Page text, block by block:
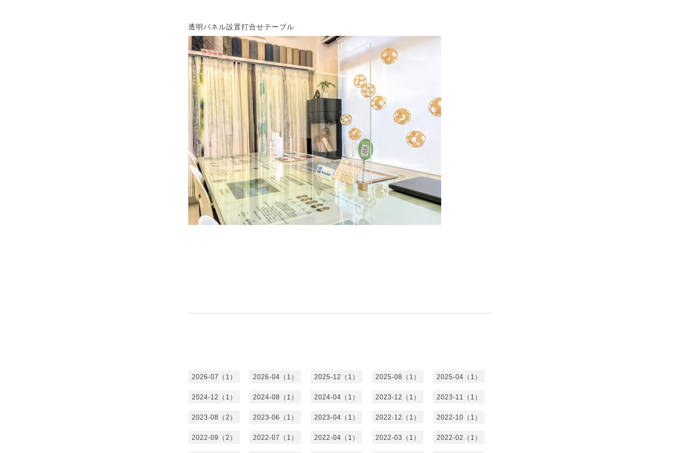
透明パネル設置打合せテーブル
2026-07（1） 2026-04（1） 2025-12（1） 2025-08（1） 2025-04（1）
2024-12（1） 2024-08（1） 2024-04（1） 2023-12（1） 2023-11（1）
2023-08（2） 2023-06（1） 2023-04（1） 2022-12（1） 2022-10（1）
2022-09（2） 2022-07（1） 2022-04（1） 2022-03（1） 2022-02（1）